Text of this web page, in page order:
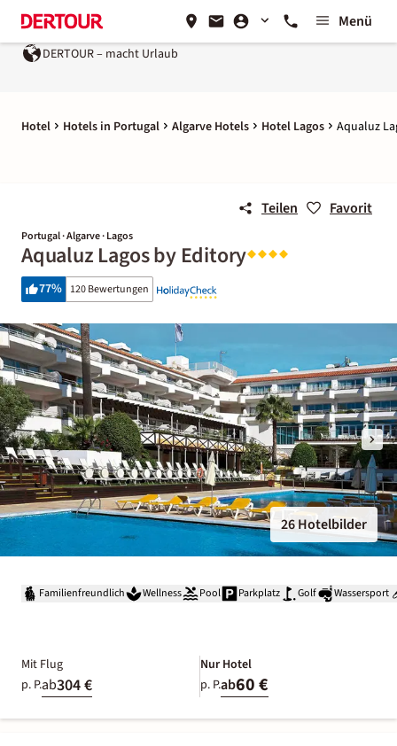
Menü
DERTOUR – macht Urlaub
Hotel Hotels in Portugal Algarve Hotels Hotel Lagos Aqualuz
Teilen Favorit
Portugal · Algarve · Lagos
Aqualuz Lagos by Editory
77% 120 Bewertungen
26 Hotelbilder
Familienfreundlich Wellness Pool Parkplatz Golf Wassersport
Mit Flug
p. P.ab304 €
Nur Hotel
p. P.ab60 €